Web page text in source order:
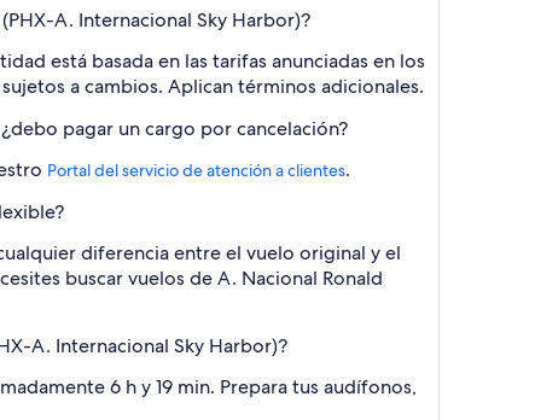
A. Internacional Sky Harbor)?
está basada en las tarifas anunciadas en los
a cambios. Aplican términos adicionales.
pagar un cargo por cancelación?
Portal del servicio de atención a clientes.
diferencia entre el vuelo original y el
buscar vuelos de A. Nacional Ronald
A. Internacional Sky Harbor)?
6 h y 19 min. Prepara tus audífonos,